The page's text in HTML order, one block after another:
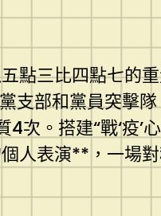
三比四點七的
支部和黨員突擊
。搭建“戰‘疫’心
人表演**，一場